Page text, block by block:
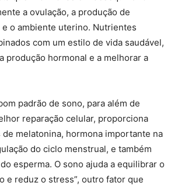
a ovulação, a produção de
o ambiente uterino. Nutrientes
com um estilo de vida saudável,
produção hormonal e a melhorar a
padrão de sono, para além de
reparação celular, proporciona
de melatonina, hormona importante na
do ciclo menstrual, e também
esperma. O sono ajuda a equilibrar o
e reduz o stress”, outro fator que